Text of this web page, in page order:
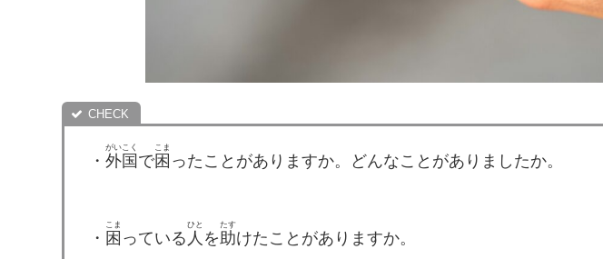
・ 外国
がいこく
で困
こま
ったことがありますか。どんなことがありましたか。
・ 困
こま
っている 人
ひと
を 助
たす
けたことがありますか。